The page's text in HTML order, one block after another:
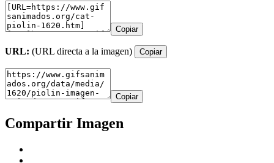
Copiar
URL: (URL directa a la imagen) Copiar
Copiar
Compartir Imagen